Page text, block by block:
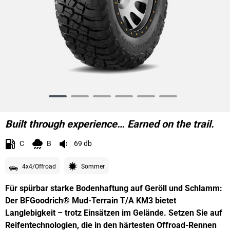
6
Built through experience… Earned on the trail.
C B 69 db
4x4/Offroad Sommer
Für spürbar starke Bodenhaftung auf Geröll und Schlamm:
Der BFGoodrich® Mud-Terrain T/A KM3 bietet
Langlebigkeit – trotz Einsätzen im Gelände. Setzen Sie auf
Reifentechnologien, die in den härtesten Offroad-Rennen